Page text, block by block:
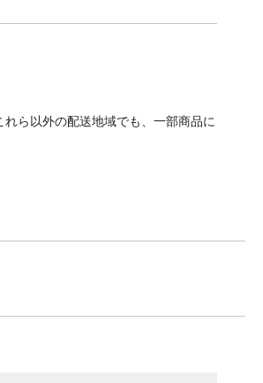
ら以外の配送地域でも、一部商品に